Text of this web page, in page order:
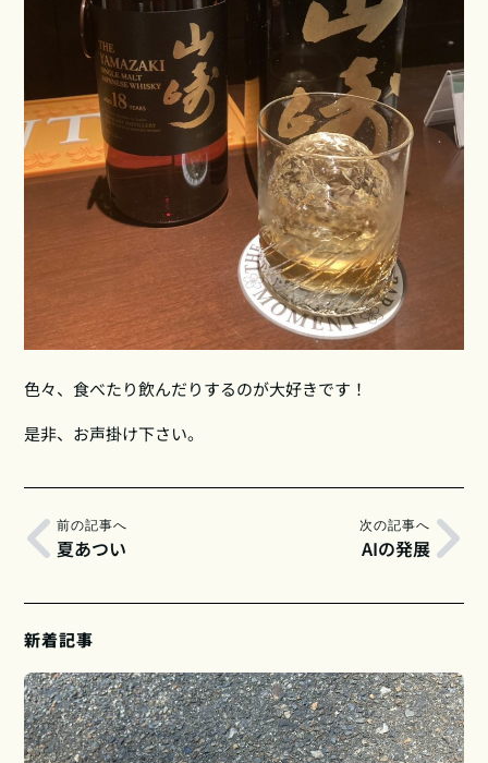
色々、食べたり飲んだりするのが大好きです！
是非、お声掛け下さい。
前の記事へ
夏あつい
次の記事へ
AIの発展
新着記事